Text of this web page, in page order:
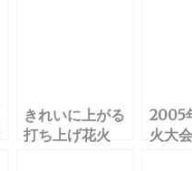
きれいに上がる
打ち上げ花火
2005
火大会